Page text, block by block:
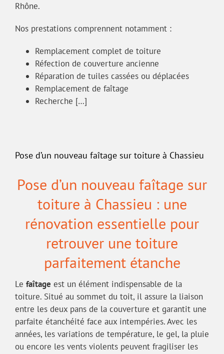
Rhône.
Nos prestations comprennent notamment :
Remplacement complet de toiture
Réfection de couverture ancienne
Réparation de tuiles cassées ou déplacées
Remplacement de faîtage
Recherche […]
Pose d’un nouveau faîtage sur toiture à Chassieu
Pose d’un nouveau faîtage sur
toiture à Chassieu : une
rénovation essentielle pour
retrouver une toiture
parfaitement étanche
Le faîtage est un élément indispensable de la
toiture. Situé au sommet du toit, il assure la liaison
entre les deux pans de la couverture et garantit une
parfaite étanchéité face aux intempéries. Avec les
années, les variations de température, le gel, la pluie
ou encore les vents violents peuvent fragiliser les